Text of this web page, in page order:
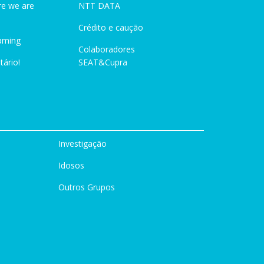
we are
NTT DATA
Crédito e caução
Colaboradores
SEAT&Cupra
Investigação
Idosos
Outros Grupos